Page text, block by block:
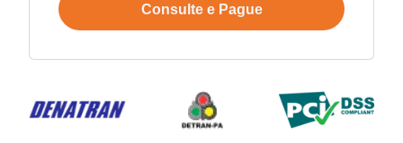
Consulte e Pague